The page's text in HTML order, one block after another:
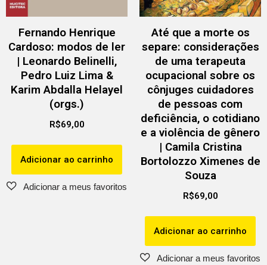
Fernando Henrique
Cardoso: modos de ler
| Leonardo Belinelli,
Pedro Luiz Lima &
Karim Abdalla Helayel
(orgs.)
R$69,00
Adicionar ao carrinho
Até que a morte os
separe: considerações
de uma terapeuta
ocupacional sobre os
cônjuges cuidadores
de pessoas com
deficiência, o cotidiano
e a violência de gênero
| Camila Cristina
Bortolozzo Ximenes de
Souza
R$69,00
Adicionar ao carrinho